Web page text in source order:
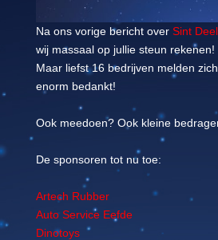
Na ons vorige bericht over Sint
wij massaal op jullie steun rekenen!
Maar liefst 16 bedrijven melden
enorm bedankt!
Ook meedoen? Ook kleine
De sponsoren tot nu toe:
Artech Rubber
Auto Service Eefde
Dinotoys